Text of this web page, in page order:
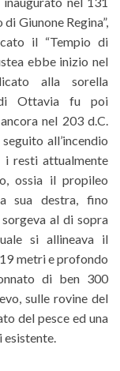
Giunone Regina”,
il “Tempio di
ebbe inizio nel
alla sorella
di Ottavia fu poi
nel 203 d.C.
all’incendio
i resti attualmente
ossia il propileo
sua destra, fino
sorgeva al di sopra
si allineava il
metri e profondo
di ben 300
sulle rovine del
del pesce ed una
esistente.